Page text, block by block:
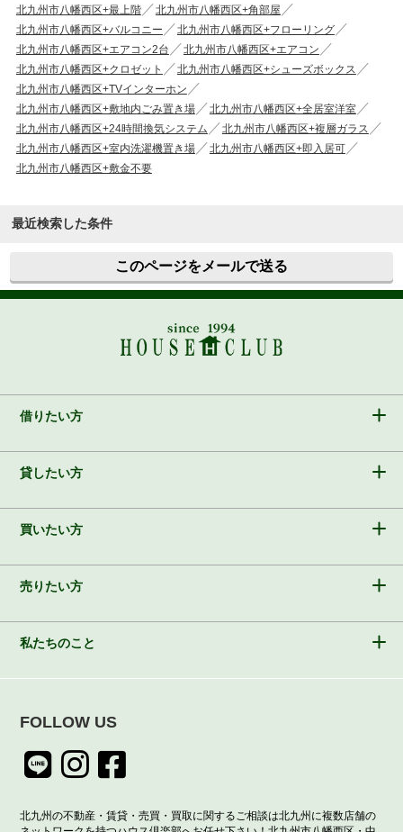
北九州市八幡西区+最上階
北九州市八幡西区+角部屋
北九州市八幡西区+バルコニー
北九州市八幡西区+フローリング
北九州市八幡西区+エアコン2台
北九州市八幡西区+エアコン
北九州市八幡西区+クロゼット
北九州市八幡西区+シューズボックス
北九州市八幡西区+TVインターホン
北九州市八幡西区+敷地内ごみ置き場
北九州市八幡西区+全居室洋室
北九州市八幡西区+24時間換気システム
北九州市八幡西区+複層ガラス
北九州市八幡西区+室内洗濯機置き場
北九州市八幡西区+即入居可
北九州市八幡西区+敷金不要
最近検索した条件
このページをメールで送る
借りたい方
貸したい方
買いたい方
売りたい方
私たちのこと
FOLLOW US
北九州の不動産・賃貸・売買・買取に関するご相談は北九州に複数店舗の